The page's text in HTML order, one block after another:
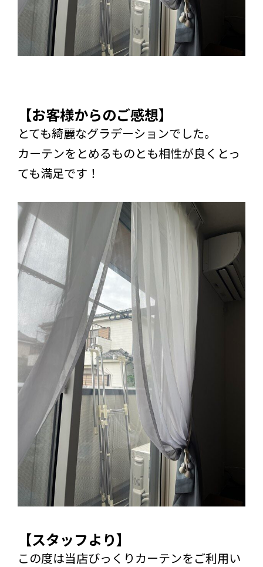
【お客様からのご感想】
とても綺麗なグラデーションでした。
カーテンをとめるものとも相性が良くとっ
ても満足です！
【スタッフより】
この度は当店びっくりカーテンをご利用い